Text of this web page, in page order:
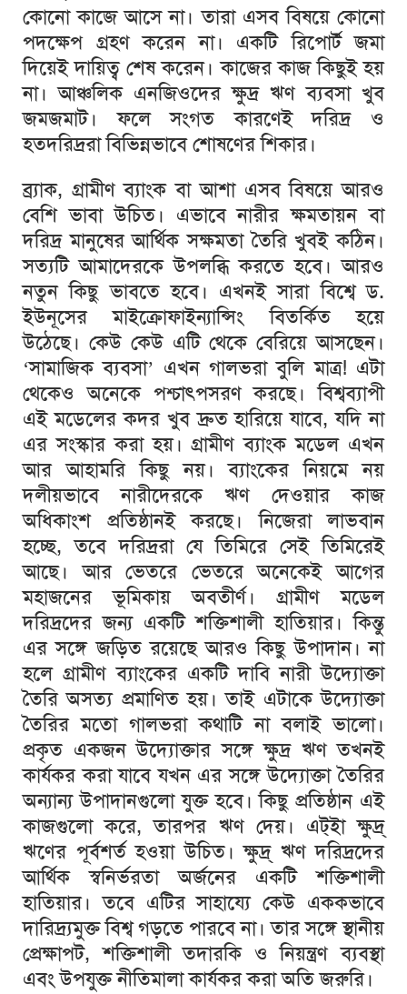
কোনো কাজে আসে না। তারা এসব বিষয়ে কোনো
পদক্ষেপ গ্রহণ করেন না। একটি রিপোর্ট জমা
দিয়েই দায়িত্ব শেষ করেন। কাজের কাজ কিছুই হয়
না। আঞ্চলিক এনজিওদের ক্ষুদ্র ঋণ ব্যবসা খুব
জমজমাট।
ফলে সংগত কারণেই দরিদ্র
ও
হতদরিদ্ররা বিভিন্নভাবে শোষণের শিকার।
ব্র্যাক, গ্রামীণ ব্যাংক বা আশা এসব বিষয়ে আরও
বেশি ভাবা উচিত। এভাবে নারীর ক্ষমতায়ন বা
দরিদ্র মানুষের আর্থিক সক্ষমতা তৈরি খুবই কঠিন।
সত্যটি আমাদেরকে উপলব্ধি করতে হবে। আরও
নতুন কিছু ভাবতে হবে। এখনই সারা বিশ্বে ড.
ইউনূসের
মাইক্রোফাইন্যান্সিং বিতর্কিত
হয়ে
উঠেছে। কেউ কেউ এটি থেকে বেরিয়ে আসছেন।
‘সামাজিক ব্যবসা’ এখন গালভরা বুলি মাত্র! এটা
থেকেও অনেকে পশ্চাৎপসরণ করছে। বিশ্বব্যাপী
এই মডেলের কদর খুব দ্রুত হারিয়ে যাবে,যদি না
এর সংস্কার করা হয়। গ্রামীণ ব্যাংক মডেল এখন
আর আহামরি কিছু নয়। ব্যাংকের নিয়মে নয়
দলীয়ভাবে
নারীদেরকে ঋণ দেওয়ার
কাজ
অধিকাংশ
প্রতিষ্ঠানই করছে। নিজেরা
লাভবান
হচ্ছে,তবে দরিদ্ররা যে তিমিরে সেই তিমিরেই
আছে।
আর ভেতরে ভেতরে অনেকেই আগের
মহাজনের
ভূমিকায় অবতীর্ণ। গ্রামীণ
মডেল
দরিদ্রদের জন্য একটি শক্তিশালী হাতিয়ার। কিন্তু
এর সঙ্গে জড়িত রয়েছে আরও কিছু উপাদান। না
হলে গ্রামীণ ব্যাংকের একটি দাবি নারী উদ্যোক্তা
তৈরি অসত্য প্রমাণিত হয়। তাই এটাকে উদ্যোক্তা
তৈরির মতো গালভরা কথাটি না বলাই ভালো।
প্রকৃত একজন উদ্যোক্তার সঙ্গে ক্ষুদ্র ঋণ তখনই
কার্যকর করা যাবে যখন এর সঙ্গে উদ্যোক্তা তৈরির
অন্যান্য উপাদানগুলো যুক্ত হবে। কিছু প্রতিষ্ঠান এই
কাজগুলো করে,তারপর ঋণ দেয়। এট্ইা ক্ষুদ্র্
ঋণের পূর্বশর্ত হওয়া উচিত। ক্ষুদ্র্ ঋণ দরিদ্রদের
আর্থিক
স্বনির্ভরতা অর্জনের একটি
শক্তিশালী
হাতিয়ার। তবে এটির সাহায্যে কেউ এককভাবে
দারিদ্র্যমুক্ত বিশ্ব গড়তে পারবে না। তার সঙ্গে স্থানীয়
প্রেক্ষাপট,শক্তিশালী তদারকি ও নিয়ন্ত্রণ ব্যবস্থা
এবং উপযুক্ত নীতিমালা কার্যকর করা অতি জরুরি।